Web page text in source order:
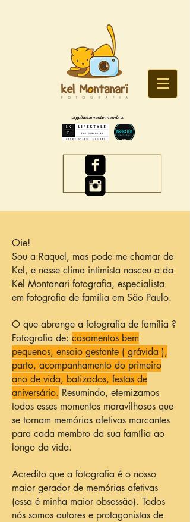
orgulhosamente membro:
Oie!
Sou a Raquel, mas pode me chamar de
Kel, e nesse clima intimista nasceu a da
Kel Montanari fotografia, especialista
em fotografia de família em São Paulo.
O que abrange a fotografia de família ?
Fotografia de: casamentos bem
pequenos, ensaio gestante ( grávida ),
parto, acompanhamento do primeiro
ano de vida, batizados, festas de
aniversário. Resumindo, eternizamos
todos esses momentos maravilhosos que
se tornam memórias afetivas marcantes
para cada membro da sua família ao
longo da vida.
Acredito que a fotografia é o nosso
maior gerador de memórias afetivas
(essa é minha maior obsessão). Todos
nós somos autores e protagonistas de